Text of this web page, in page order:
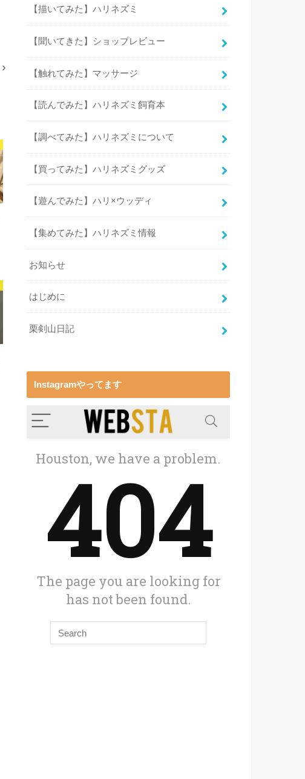
【描いてみた】ハリネズミ
【聞いてきた】ショップレビュー
【触れてみた】マッサージ
【読んでみた】ハリネズミ飼育本
【調べてみた】ハリネズミについて
【買ってみた】ハリネズミグッズ
【遊んでみた】ハリ×ウッディ
【集めてみた】ハリネズミ情報
お知らせ
はじめに
栗剣山日記
Instagramやってます